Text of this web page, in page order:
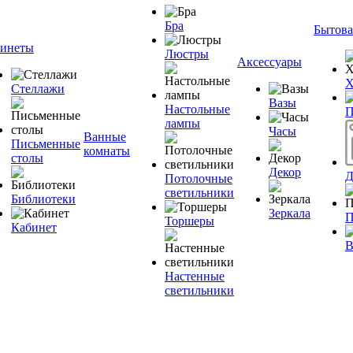
Стеллажи
Письменные
столы
Библиотеки
Кабинет
Ванные
комнаты
Бра
Люстры
Настольные
лампы
Потолочные
светильники
Торшеры
Настенные
светильники
Аксессуары
Вазы
Часы
Декор
Зеркала